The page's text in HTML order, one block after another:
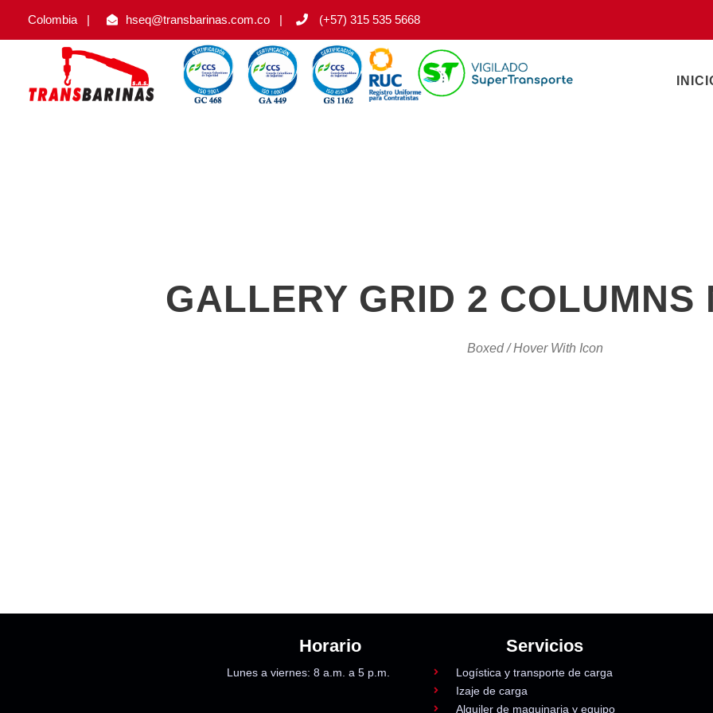
Colombia | hseq@transbarinas.com.co | (+57) 315 535 5668
GALLERY GRID 2 COLUMNS
Boxed / Hover With Icon
Horario
Lunes a viernes: 8 a.m. a 5 p.m.
Servicios
Logística y transporte de carga
Izaje de carga
Alquiler de maquinaria y equipo